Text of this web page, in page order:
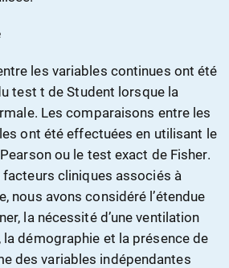
les variables continues ont été
test t de Student lorsque la
Les comparaisons entre les
ont été effectuées en utilisant le
ou le test exact de Fisher.
cliniques associés à
nous avons considéré l’étendue
la nécessité d’une ventilation
la démographie et la présence de
des variables indépendantes